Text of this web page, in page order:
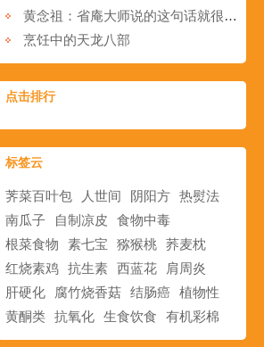
黄念祖：省庵大师说的这句话就很让人惊心动魄
烹饪中的天龙八部
点击排行
标签云
荠菜百叶包 人世间 阴阳方 热熨法
南瓜子
自制凉皮
食物中毒
根菜食物
素七宝 猕猴桃 荞麦枕
红烧素鸡 抗生素 西蓝花
肩周炎
肝硬化
腐竹烧香菇 结肠癌 植物性
黄酮类 抗氧化 生食饮食 有机彩棉